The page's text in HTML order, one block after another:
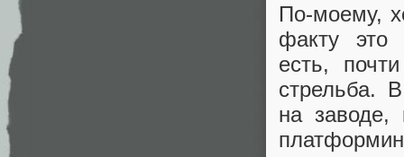
По-моему,
факту это
есть,
стрельба.
на